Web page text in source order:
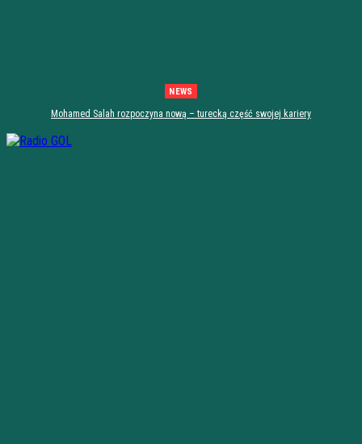
NEWS
Mohamed Salah rozpoczyna nową – turecką część swojej kariery